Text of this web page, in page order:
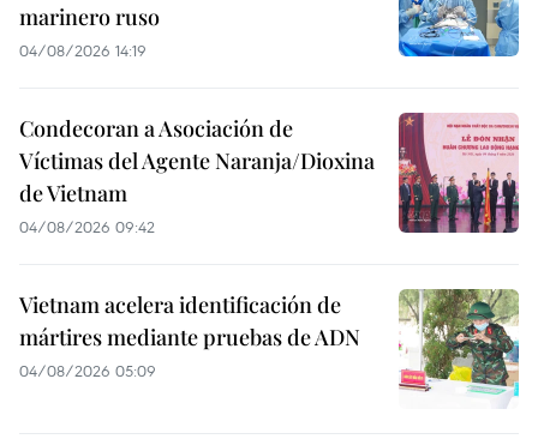
marinero ruso
04/08/2026 14:19
Condecoran a Asociación de
Víctimas del Agente Naranja/Dioxina
de Vietnam
04/08/2026 09:42
Vietnam acelera identificación de
mártires mediante pruebas de ADN
04/08/2026 05:09